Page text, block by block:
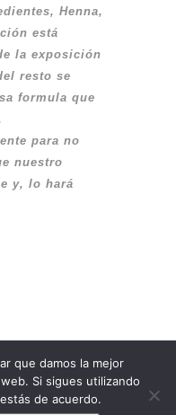
Henna,
está
la exposición
resto se
formula que
para no
nuestro
y, lo hará
|Política de Cookies
que damos la mejor
Si sigues utilizando
de acuerdo.